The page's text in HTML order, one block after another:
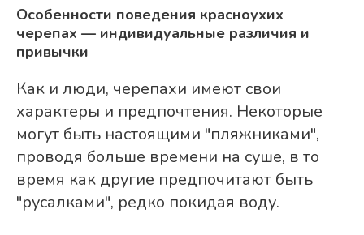
Особенности поведения красноухих
черепах — индивидуальные различия и
привычки
Как и люди, черепахи имеют свои
характеры и предпочтения. Некоторые
могут быть настоящими "пляжниками",
проводя больше времени на суше, в то
время как другие предпочитают быть
"русалками", редко покидая воду.